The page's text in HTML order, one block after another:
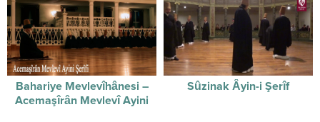
Bahariye Mevlevîhânesi –
Acemaşîrân Mevlevî Ayini
Sûzinak Âyin-i Şerîf